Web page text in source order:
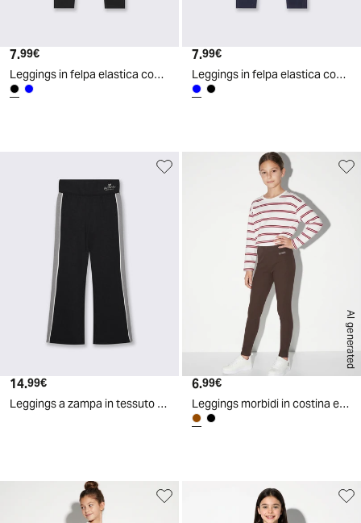
Prezzo attuale
7.99€
Leggings in felpa elastica con tasche - Nero
Prezzo attuale
7.99€
Leggings in felpa elastica con tasche - Blu
Prezzo attuale
14.99€
Leggings a zampa in tessuto tecnico - Nero
AI generated
Prezzo attuale
6.99€
Leggings morbidi in costina elastica - Marrone cioccolato